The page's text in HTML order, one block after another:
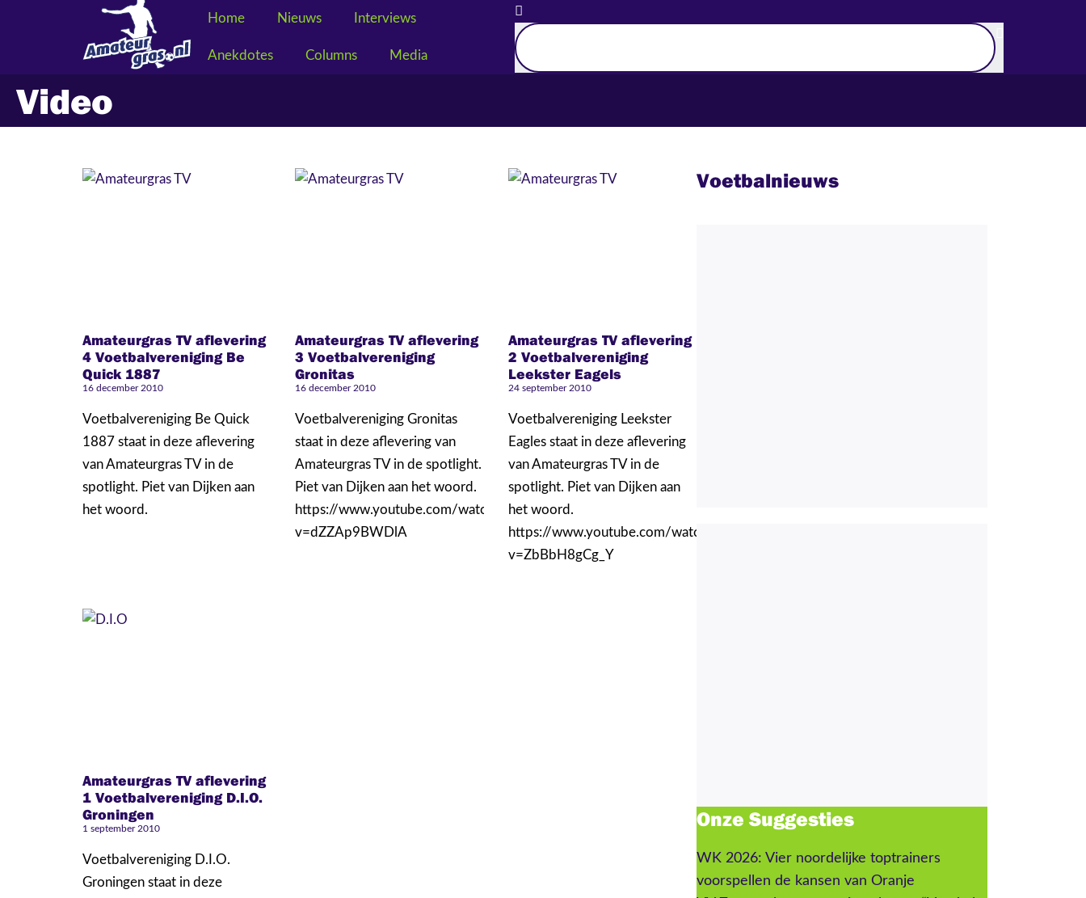
Home Nieuws Interviews
Anekdotes Columns Media
Video
Amateurgras TV aflevering
4 Voetbalvereniging Be
Quick 1887
16 december 2010
Voetbalvereniging Be Quick
1887 staat in deze aflevering
van Amateurgras TV in de
spotlight. Piet van Dijken aan
het woord.
Amateurgras TV aflevering
3 Voetbalvereniging
Gronitas
16 december 2010
Voetbalvereniging Gronitas
staat in deze aflevering van
Amateurgras TV in de spotlight.
Piet van Dijken aan het woord.
https://www.youtube.com/watch?
v=dZZAp9BWDlA
Amateurgras TV aflevering
2 Voetbalvereniging
Leekster Eagels
24 september 2010
Voetbalvereniging Leekster
Eagles staat in deze aflevering
van Amateurgras TV in de
spotlight. Piet van Dijken aan
het woord.
https://www.youtube.com/watch?
v=ZbBbH8gCg_Y
Amateurgras TV aflevering
1 Voetbalvereniging D.I.O.
Groningen
1 september 2010
Voetbalvereniging D.I.O.
Groningen staat in deze
Voetbalnieuws
Onze Suggesties
WK 2026: Vier noordelijke toptrainers
voorspellen de kansen van Oranje